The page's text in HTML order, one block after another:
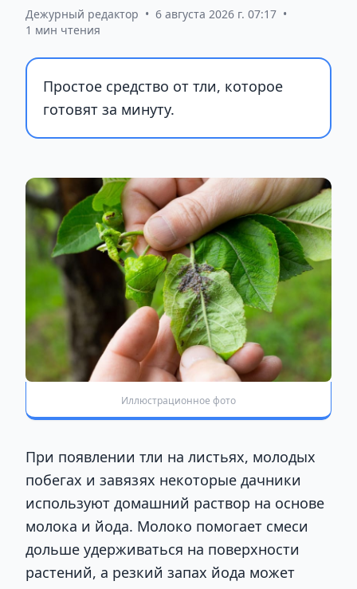
Дежурный редактор • 6 августа 2026 г. 07:17 •
1 мин чтения
Простое средство от тли, которое
готовят за минуту.
Иллюстрационное фото
При появлении тли на листьях, молодых
побегах и завязях некоторые дачники
используют домашний раствор на основе
молока и йода. Молоко помогает смеси
дольше удерживаться на поверхности
растений, а резкий запах йода может